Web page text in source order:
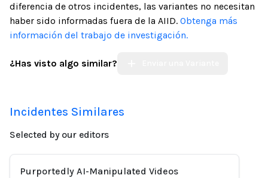
diferencia de otros incidentes, las variantes no necesitan
haber sido informadas fuera de la AIID. Obtenga más
información del trabajo de investigación.
¿Has visto algo similar?
Incidentes Similares
Selected by our editors
Purportedly AI-Manipulated Videos